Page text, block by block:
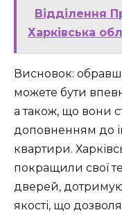
Відділення
Харківська
Висновок:
можете бути
а також, що вони
доповненням до
квартири.
покращили свої
дверей,
якості, що